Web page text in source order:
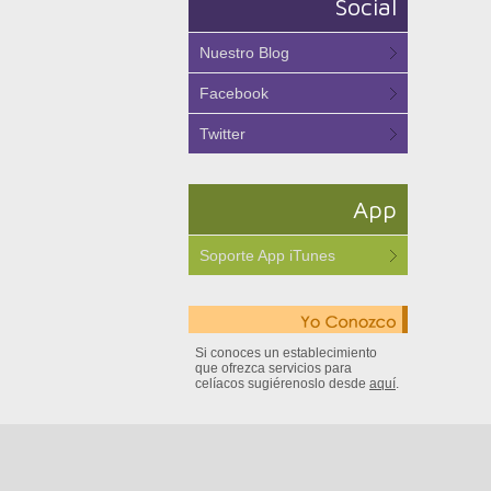
Social
Nuestro Blog
Facebook
Twitter
App
Soporte App iTunes
Si conoces un establecimiento
que ofrezca servicios para
celíacos sugiérenoslo desde aquí.